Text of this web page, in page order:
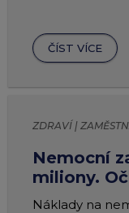
ČÍST VÍCE
ZDRAVÍ |
Nemocní
miliony.
využijte
Náklady na